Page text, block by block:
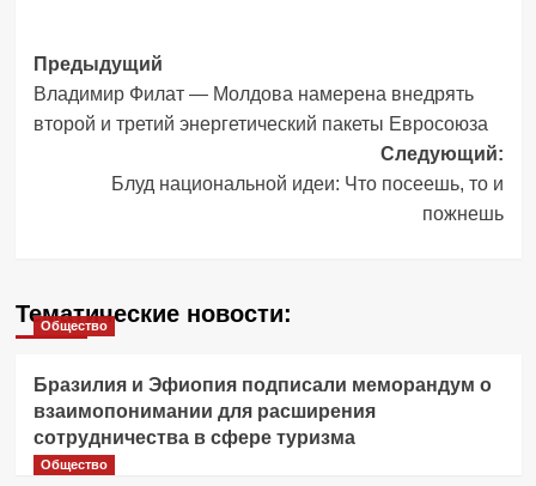
Навигация
записи
Предыдущий
Владимир Филат — Молдова намерена внедрять
второй и третий энергетический пакеты Евросоюза
Следующий:
Блуд национальной идеи: Что посеешь, то и
пожнешь
Тематические новости:
Общество
Бразилия и Эфиопия подписали меморандум о
взаимопонимании для расширения
сотрудничества в сфере туризма
Общество